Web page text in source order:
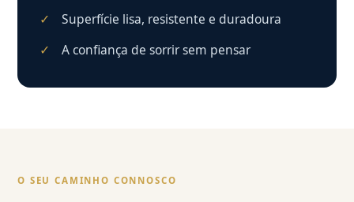
Superfície lisa, resistente e duradoura
A confiança de sorrir sem pensar
O SEU CAMINHO CONNOSCO